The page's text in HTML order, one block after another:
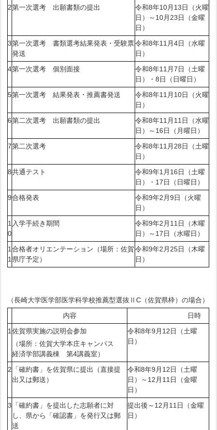
2第一次選考 出願書類の提出
令和8年10月13日（火曜
日）～10月23日（金曜
日）
3第一次選考 書類選考結果発表・受験票
発送
令和8年11月4日（水曜
日）
4第一次選考 個別面接
令和8年11月7日（土曜
日）・8日（日曜日）
5第一次選考 結果発表・推薦書発送
令和8年11月10日（火曜
日）
6第二次選考 出願書類の提出
令和8年11月11日（水曜
日）～16日（月曜日）
7第二次選考
令和8年11月28日（土曜
日）
8共通テスト
令和9年1月16日（土曜
日）・17日（日曜日）
9合格発表
令和9年2月9日（火曜
日）
1
0
入学手続き期間
令和9年2月11日（木曜
日）～17日（水曜日）
1
1
合格者オリエンテーション（場所：佐賀
県庁予定）
令和9年2月25日（木曜
日）
（長崎大学医学部医学科学校推薦型選抜ⅡC（佐賀県枠）の場合）
内容
日時
1 佐賀県実施の説明会参加
（場所：佐賀大学本庄キャンパス
経済学部講義棟 第4講義室）
令和8年9月12日（土曜
日）
2
「確約書」を佐賀県に提出（直接提
出又は郵送）
令和8年9月12日（土曜
日）～12月11日（金曜
日）
3
「確約書」を提出した志願者に対
し、県から「確認書」を発行又は郵
送
提出後～12月11日（金曜
日）